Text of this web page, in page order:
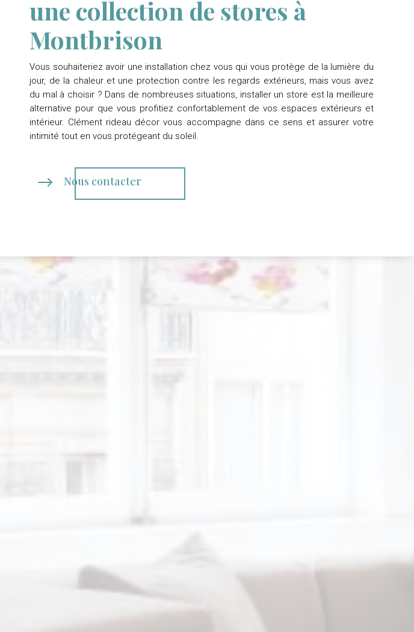
une collection de stores à
Montbrison
Vous souhaiteriez avoir une installation chez vous qui vous protège de la lumière du
jour, de la chaleur et une protection contre les regards extérieurs, mais vous avez
du mal à choisir ? Dans de nombreuses situations, installer un store est la meilleure
alternative pour que vous profitiez confortablement de vos espaces extérieurs et
intérieur. Clément rideau décor vous accompagne dans ce sens et assurer votre
intimité tout en vous protégeant du soleil.
$ Nous contacter